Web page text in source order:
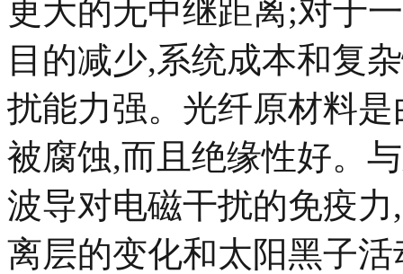
更大的无中继距离;对于
目的减少,系统成本和复
扰能力强。光纤原材料
被腐蚀,而且绝缘性好。
波导对电磁干扰的免疫
离层的变化和太阳黑子